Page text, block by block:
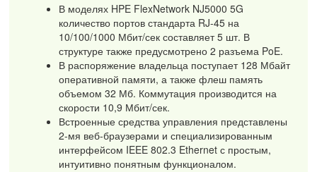
В моделях HPE FlexNetwork NJ5000 5G
количество портов стандарта RJ-45 на
10/100/1000 Мбит/сек составляет 5 шт. В
структуре также предусмотрено 2 разъема PoE.
В распоряжение владельца поступает 128 Мбайт
оперативной памяти, а также флеш память
объемом 32 Мб. Коммутация производится на
скорости 10,9 Мбит/сек.
Встроенные средства управления представлены
2-мя веб-браузерами и специализированным
интерфейсом IEEE 802.3 Ethernet с простым,
интуитивно понятным функционалом.